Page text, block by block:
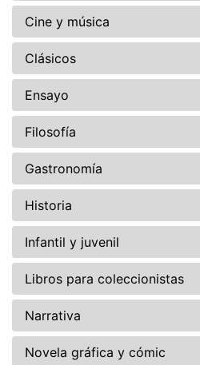
Cine y música
Clásicos
Ensayo
Filosofía
Gastronomía
Historia
Infantil y juvenil
Libros para coleccionistas
Narrativa
Novela gráfica y cómic